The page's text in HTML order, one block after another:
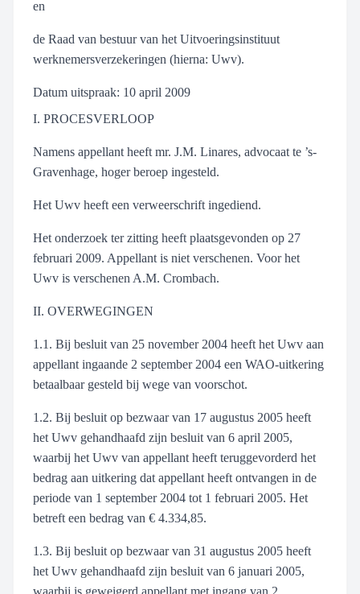
en
de Raad van bestuur van het Uitvoeringsinstituut
werknemersverzekeringen (hierna: Uwv).
Datum uitspraak: 10 april 2009
I. PROCESVERLOOP
Namens appellant heeft mr. J.M. Linares, advocaat te ’s-
Gravenhage, hoger beroep ingesteld.
Het Uwv heeft een verweerschrift ingediend.
Het onderzoek ter zitting heeft plaatsgevonden op 27
februari 2009. Appellant is niet verschenen. Voor het
Uwv is verschenen A.M. Crombach.
II. OVERWEGINGEN
1.1. Bij besluit van 25 november 2004 heeft het Uwv aan
appellant ingaande 2 september 2004 een WAO-uitkering
betaalbaar gesteld bij wege van voorschot.
1.2. Bij besluit op bezwaar van 17 augustus 2005 heeft
het Uwv gehandhaafd zijn besluit van 6 april 2005,
waarbij het Uwv van appellant heeft teruggevorderd het
bedrag aan uitkering dat appellant heeft ontvangen in de
periode van 1 september 2004 tot 1 februari 2005. Het
betreft een bedrag van € 4.334,85.
1.3. Bij besluit op bezwaar van 31 augustus 2005 heeft
het Uwv gehandhaafd zijn besluit van 6 januari 2005,
waarbij is geweigerd appellant met ingang van 2